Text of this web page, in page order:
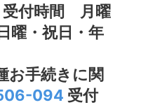
受付時間 月曜
曜・祝日・年
お手続きに関
094 受付